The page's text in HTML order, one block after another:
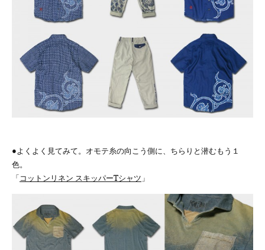
●よくよく見てみて。オモテ糸の向こう側に、ちらりと潜むもう１
色。
「コットンリネン スキッパーTシャツ 」